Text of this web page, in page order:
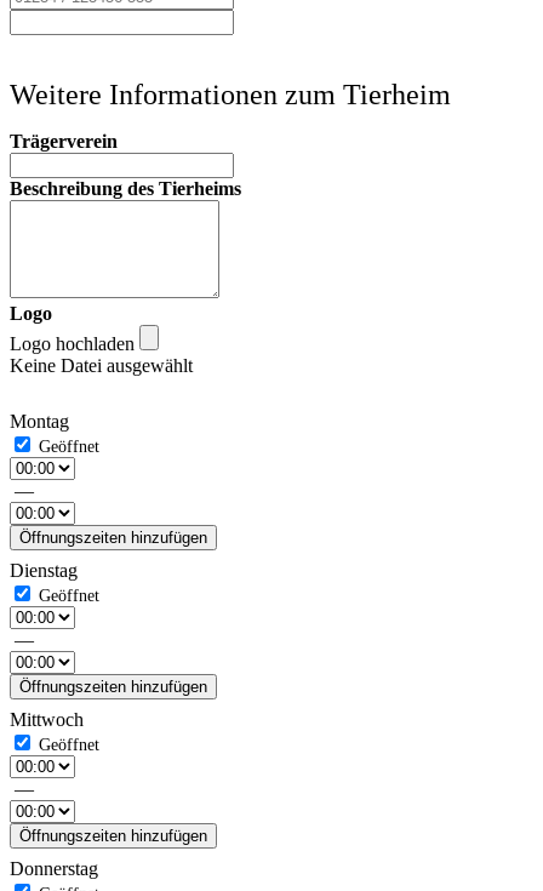
Weitere Informationen zum Tierheim
Trägerverein
Beschreibung des Tierheims
Logo
Logo hochladen
Keine Datei ausgewählt
Montag
—
Öffnungszeiten hinzufügen
Dienstag
—
Öffnungszeiten hinzufügen
Mittwoch
—
Öffnungszeiten hinzufügen
Donnerstag